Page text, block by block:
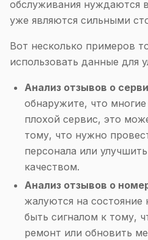
обслуживания нуждаются
уже являются сильными
Вот несколько примеров
использовать данные для
Анализ отзывов о
обнаружите, что
плохой сервис, это
тому, что нужно
персонала или
качеством.
Анализ отзывов о
жалуются на
быть сигналом к тому,
ремонт или обновить